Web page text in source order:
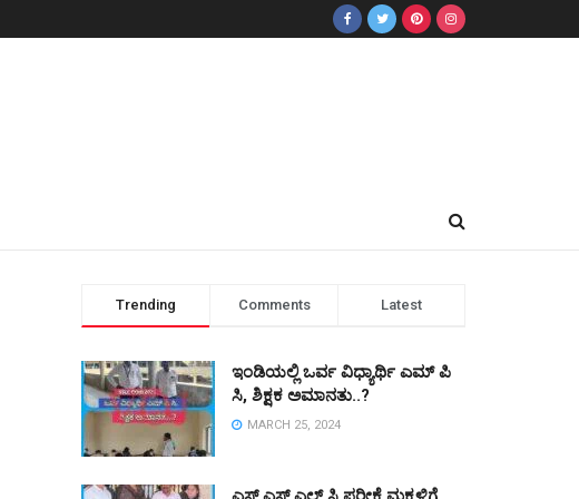
Trending Comments Latest
ಇಂಡಿಯಲ್ಲಿ ಒರ್ವ ವಿಧ್ಯಾರ್ಥಿ ಎಮ್ ಪಿ
ಸಿ, ಶಿಕ್ಷಕ ಅಮಾನತು..?
MARCH 25, 2024